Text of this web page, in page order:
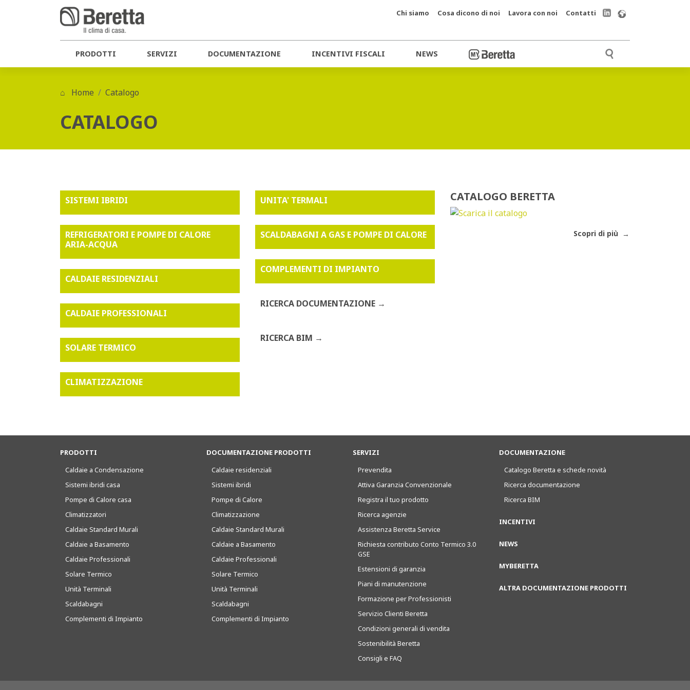
PRODOTTI SERVIZI DOCUMENTAZIONE INCENTIVI FISCALI NEWS
Chi siamo Cosa dicono di noi Lavora con noi Contatti
Home Catalogo
CATALOGO
SISTEMI IBRIDI
REFRIGERATORI E POMPE DI CALORE
ARIA-ACQUA
CALDAIE RESIDENZIALI
CALDAIE PROFESSIONALI
SOLARE TERMICO
CLIMATIZZAZIONE
UNITA' TERMALI
SCALDABAGNI A GAS E POMPE DI CALORE
COMPLEMENTI DI IMPIANTO
RICERCA DOCUMENTAZIONE
RICERCA BIM
CATALOGO BERETTA
Scopri di più
PRODOTTI
Caldaie a Condensazione
Sistemi ibridi casa
Pompe di Calore casa
Climatizzatori
Caldaie Standard Murali
Caldaie a Basamento
Caldaie Professionali
Solare Termico
Unità Terminali
Scaldabagni
Complementi di Impianto
DOCUMENTAZIONE PRODOTTI
Caldaie residenziali
Sistemi ibridi
Pompe di Calore
Climatizzazione
Caldaie Standard Murali
Caldaie a Basamento
Caldaie Professionali
Solare Termico
Unità Terminali
Scaldabagni
Complementi di Impianto
SERVIZI
Prevendita
Attiva Garanzia Convenzionale
Registra il tuo prodotto
Ricerca agenzie
Assistenza Beretta Service
Richiesta contributo Conto Termico 3.0
GSE
Estensioni di garanzia
Piani di manutenzione
Formazione per Professionisti
Servizio Clienti Beretta
Condizioni generali di vendita
Sostenibilità Beretta
Consigli e FAQ
DOCUMENTAZIONE
Catalogo Beretta e schede novità
Ricerca documentazione
Ricerca BIM
INCENTIVI
NEWS
MYBERETTA
ALTRA DOCUMENTAZIONE PRODOTTI